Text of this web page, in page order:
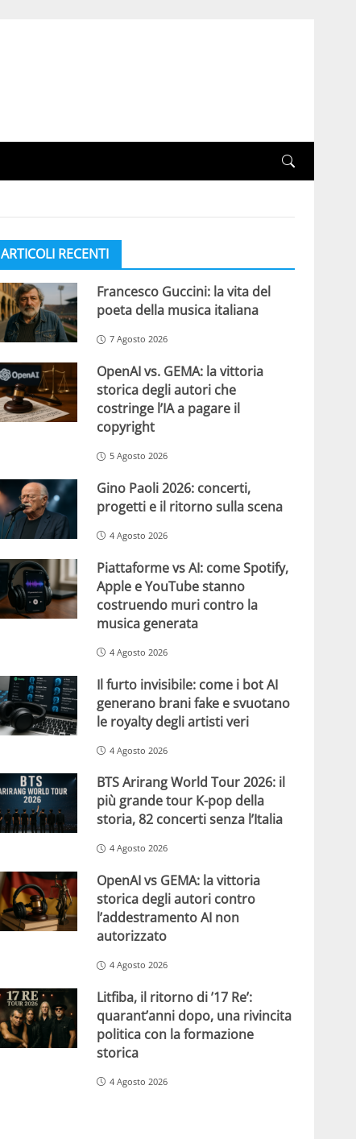
ARTICOLI RECENTI
Francesco Guccini: la vita del
poeta della musica italiana
7 Agosto 2026
OpenAI vs. GEMA: la vittoria
storica degli autori che
costringe l’IA a pagare il
copyright
5 Agosto 2026
Gino Paoli 2026: concerti,
progetti e il ritorno sulla scena
4 Agosto 2026
Piattaforme vs AI: come Spotify,
Apple e YouTube stanno
costruendo muri contro la
musica generata
4 Agosto 2026
Il furto invisibile: come i bot AI
generano brani fake e svuotano
le royalty degli artisti veri
4 Agosto 2026
BTS Arirang World Tour 2026: il
più grande tour K-pop della
storia, 82 concerti senza l’Italia
4 Agosto 2026
OpenAI vs GEMA: la vittoria
storica degli autori contro
l’addestramento AI non
autorizzato
4 Agosto 2026
Litfiba, il ritorno di ’17 Re’:
quarant’anni dopo, una rivincita
politica con la formazione
storica
4 Agosto 2026